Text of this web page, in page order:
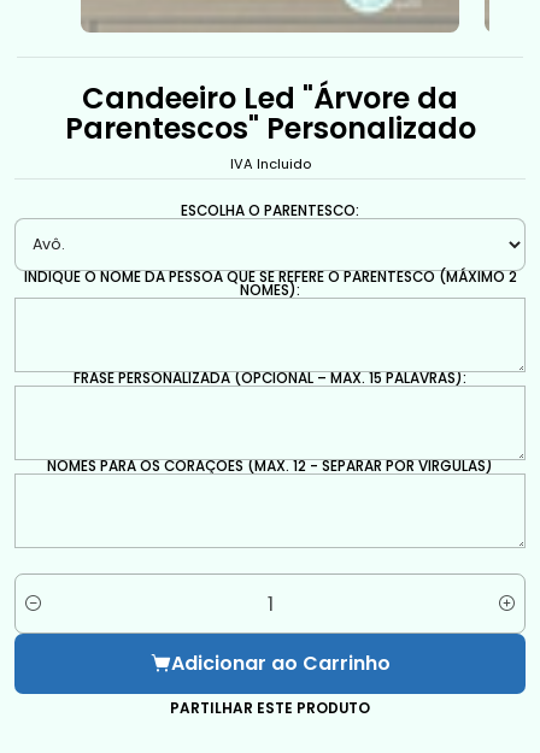
Candeeiro Led "Árvore da
Parentescos" Personalizado
IVA Incluido
ESCOLHA O PARENTESCO:
INDIQUE O NOME DA PESSOA QUE SE REFERE O PARENTESCO (MÁXIMO 2
NOMES):
FRASE PERSONALIZADA (OPCIONAL – MÁX. 15 PALAVRAS):
NOMES PARA OS CORAÇÕES (MÁX. 12 - SEPARAR POR VÍRGULAS)
Quantidade
Adicionar ao Carrinho
PARTILHAR ESTE PRODUTO